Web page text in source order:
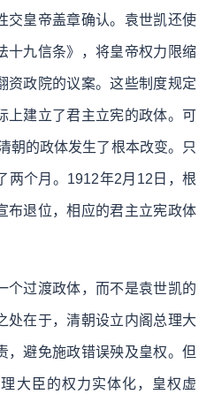
交皇帝盖章确认。袁世凯还使
十九信条》，将皇帝权力限缩
资政院的议案。这些制度规定
上建立了君主立宪的政体。可
朝的政体发生了根本改变。只
两个月。1912年2月12日，根
布退位，相应的君主立宪政体
个过渡政体，而不是袁世凯的
处在于，清朝设立内阁总理大
，避免施政错误殃及皇权。但
大臣的权力实体化，皇权虚